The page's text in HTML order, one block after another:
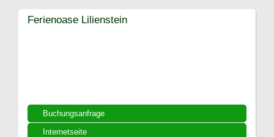
Buchungsanfrage
Internetseite
Ferienoase Lilienstein